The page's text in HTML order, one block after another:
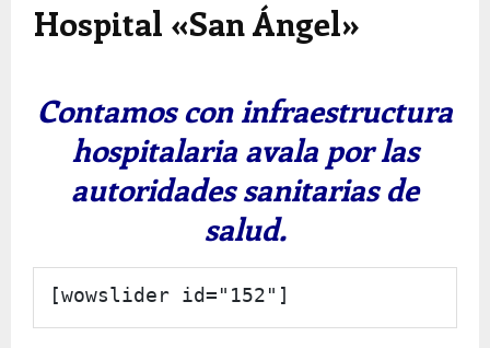
Hospital «San Ángel»
Contamos con infraestructura
hospitalaria avala por las
autoridades sanitarias de
salud.
[wowslider id="152"]